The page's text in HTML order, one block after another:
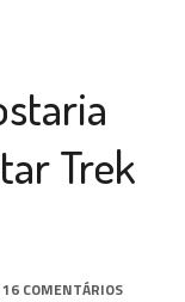
Trek
16 COMENTÁRIOS